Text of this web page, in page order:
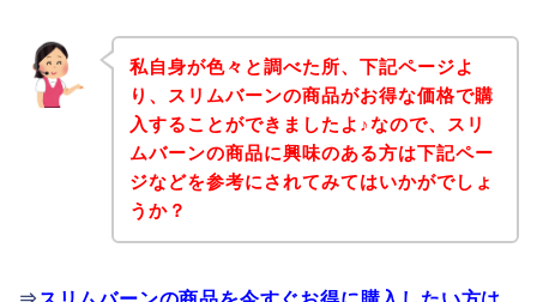
私自身が色々と調べた所、下記ページよ
り、スリムバーンの商品がお得な価格で購
入することができましたよ♪なので、スリ
ムバーンの商品に興味のある方は下記ペー
ジなどを参考にされてみてはいかがでしょ
うか？